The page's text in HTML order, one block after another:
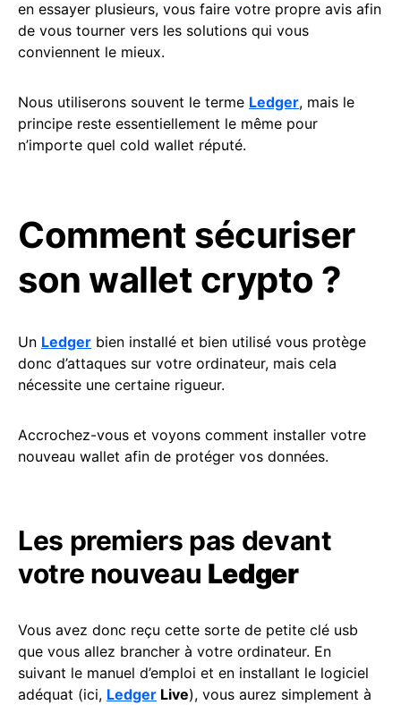
en essayer plusieurs, vous faire votre propre avis afin
de vous tourner vers les solutions qui vous
conviennent le mieux.
Nous utiliserons souvent le terme Ledger, mais le
principe reste essentiellement le même pour
n’importe quel cold wallet réputé.
Comment sécuriser
son wallet crypto ?
Un Ledger bien installé et bien utilisé vous protège
donc d’attaques sur votre ordinateur, mais cela
nécessite une certaine rigueur.
Accrochez-vous et voyons comment installer votre
nouveau wallet afin de protéger vos données.
Les premiers pas devant
votre nouveau Ledger
Vous avez donc reçu cette sorte de petite clé usb
que vous allez brancher à votre ordinateur. En
suivant le manuel d’emploi et en installant le logiciel
adéquat (ici, Ledger Live), vous aurez simplement à